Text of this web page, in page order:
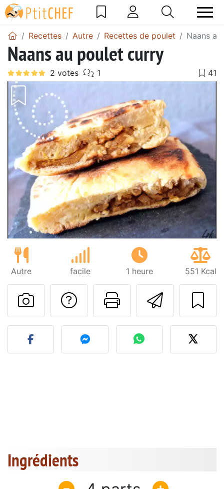
Recettes Autre Recettes de poulet Naans
Naans au poulet curry
Autre facile 1 heure 551 Kcal
Imprimer
Poser une
Publier votre photo de
Ingrédients